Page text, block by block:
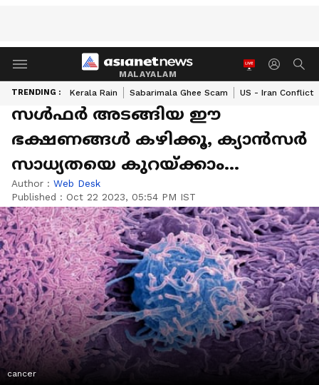
MALAYALAM
TRENDING : Kerala Rain Sabarimala Ghee Scam US - Iran Conflict
സള്‍ഫര്‍ അടങ്ങിയ ഈ
ഭക്ഷണങ്ങള്‍ കഴിക്കൂ, ക്യാന്‍സര്‍
സാധ്യതയെ കുറയ്ക്കാം...
Author : Web Desk
Published : Oct 22 2023, 05:54 PM IST
cancer